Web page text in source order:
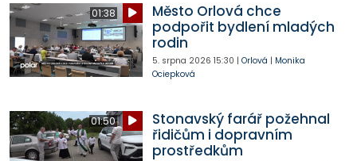
01:38
Město Orlová chce
podpořit bydlení mladých
rodin
5. srpna 2026 15:30 | Orlová | Monika
Ociepková
01:50
Stonavský farář požehnal
řidičům i dopravním
prostředkům